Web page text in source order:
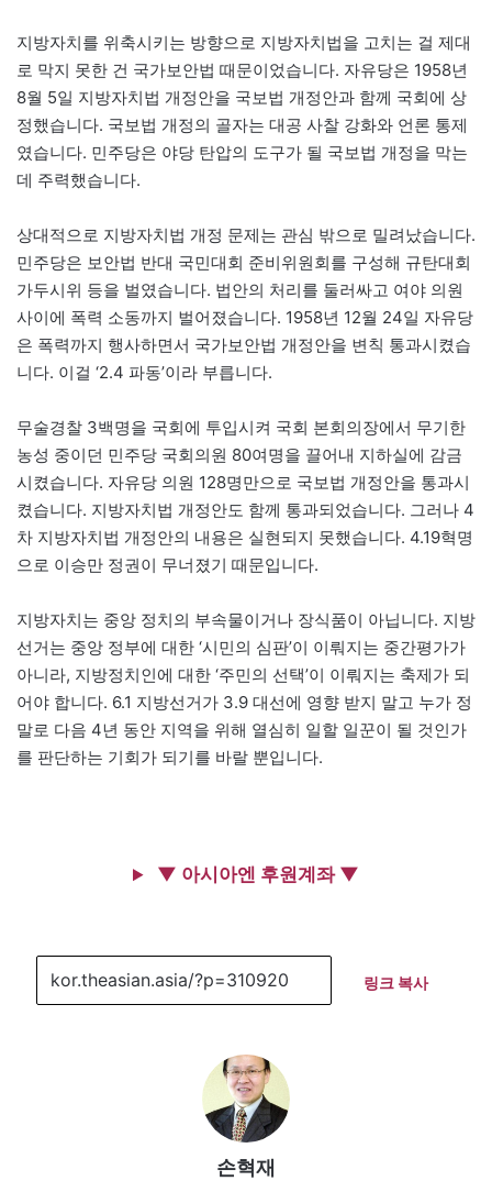
지방자치를 위축시키는 방향으로 지방자치법을 고치는 걸 제대
로 막지 못한 건 국가보안법 때문이었습니다. 자유당은 1958년
8월 5일 지방자치법 개정안을 국보법 개정안과 함께 국회에 상
정했습니다. 국보법 개정의 골자는 대공 사찰 강화와 언론 통제
였습니다. 민주당은 야당 탄압의 도구가 될 국보법 개정을 막는
데 주력했습니다.
상대적으로 지방자치법 개정 문제는 관심 밖으로 밀려났습니다.
민주당은 보안법 반대 국민대회 준비위원회를 구성해 규탄대회
가두시위 등을 벌였습니다. 법안의 처리를 둘러싸고 여야 의원
사이에 폭력 소동까지 벌어졌습니다. 1958년 12월 24일 자유당
은 폭력까지 행사하면서 국가보안법 개정안을 변칙 통과시켰습
니다. 이걸 ‘2.4 파동’이라 부릅니다.
무술경찰 3백명을 국회에 투입시켜 국회 본회의장에서 무기한
농성 중이던 민주당 국회의원 80여명을 끌어내 지하실에 감금
시켰습니다. 자유당 의원 128명만으로 국보법 개정안을 통과시
켰습니다. 지방자치법 개정안도 함께 통과되었습니다. 그러나 4
차 지방자치법 개정안의 내용은 실현되지 못했습니다. 4.19혁명
으로 이승만 정권이 무너졌기 때문입니다.
지방자치는 중앙 정치의 부속물이거나 장식품이 아닙니다. 지방
선거는 중앙 정부에 대한 ‘시민의 심판’이 이뤄지는 중간평가가
아니라, 지방정치인에 대한 ‘주민의 선택’이 이뤄지는 축제가 되
어야 합니다. 6.1 지방선거가 3.9 대선에 영향 받지 말고 누가 정
말로 다음 4년 동안 지역을 위해 열심히 일할 일꾼이 될 것인가
를 판단하는 기회가 되기를 바랄 뿐입니다.
▼ 아시아엔 후원계좌 ▼
링크 복사
손혁재